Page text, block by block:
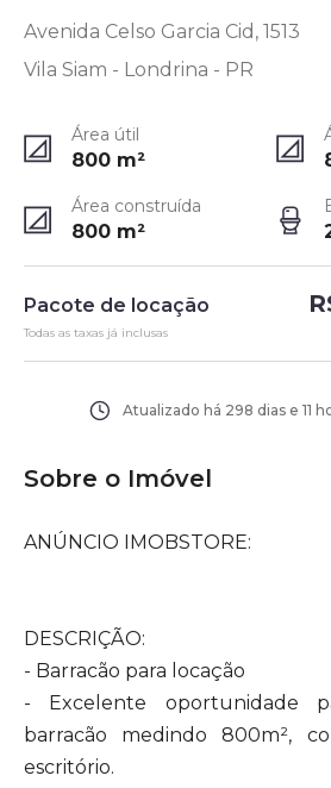
Avenida Celso Garcia Cid, 1513
Vila Siam - Londrina - PR
Área útil
800 m²
Área construída
800 m²
Pacote de locação
Todas as taxas já inclusas
Atualizado há 298 dias e 11
Sobre o Imóvel
ANÚNCIO IMOBSTORE:
DESCRIÇÃO:
- Barracão para locação
- Excelente oportunidade
barracão medindo 800m²,
escritório.